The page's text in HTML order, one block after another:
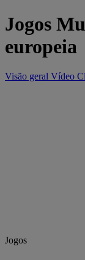
Jogos
europeia
Visão geral Vídeo
Jogos